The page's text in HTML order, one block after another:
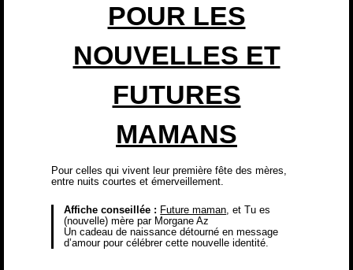
POUR LES
NOUVELLES ET
FUTURES
MAMANS
Pour celles qui vivent leur première fête des mères,
entre nuits courtes et émerveillement.
Affiche conseillée : Future maman, etTu es
(nouvelle) mère par Morgane Az
Un cadeau de naissance détourné en message
d’amour pour célébrer cette nouvelle identité.